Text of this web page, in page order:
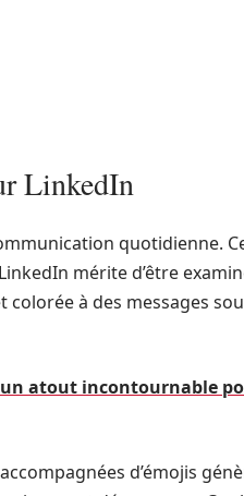
LinkedIn
quotidienne.
mérite d’être
à des messages
atout incontournable
d’émojis